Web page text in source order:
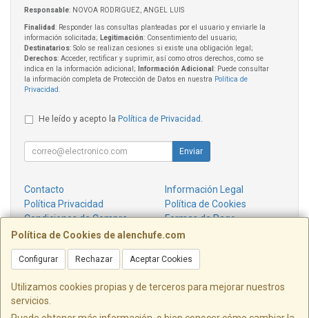
Política de Cookies de alenchufe.com
Configurar Rechazar Aceptar Cookies
Utilizamos cookies propias y de terceros para mejorar nuestros
servicios.
Responsable: NOVOA RODRIGUEZ, ANGEL LUIS
Finalidad: Responder las consultas planteadas por el usuario y enviarle la
información solicitada; Legitimación: Consentimiento del usuario;
Destinatarios: Solo se realizan cesiones si existe una obligación legal;
Derechos: Acceder, rectificar y suprimir, así como otros derechos, como se
indica en la información adicional;
Información Adicional : Puede consultar
la información completa de Protección de Datos en nuestra Política de
Privacidad .
He leído y acepto la Política de Privacidad .
Enviar
Contacto
Información Legal
Política Privacidad
Política de Cookies
Condiciones de Compra
Formas de Pago
¿Quienes Somos?
Contacto
info@alenchufe.com